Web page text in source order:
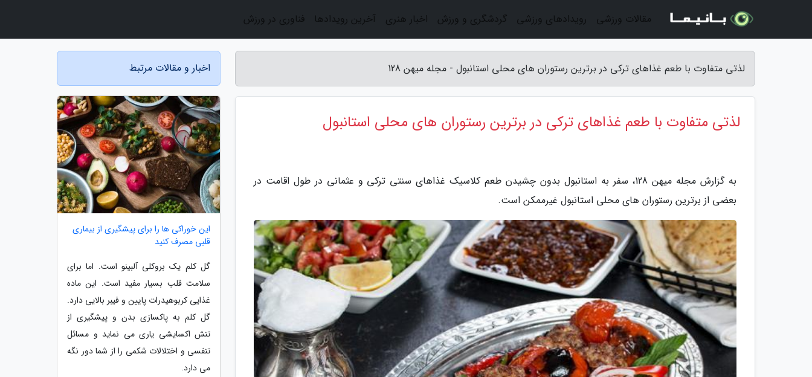
لذتی متفاوت با طعم غذاهای ترکی در برترین رستوران های محلی استانبول - مجله میهن 128
لذتی متفاوت با طعم غذاهای ترکی در برترین رستوران های محلی استانبول
به گزارش مجله میهن 128، سفر به استانبول بدون چشیدن طعم کلاسیک غذاهای سنتی ترکی و عثمانی در طول اقامت در
بعضی از برترین رستوران های محلی استانبول غیرممکن است.
اخبار و مقالات مرتبط
این خوراکی ها را برای پیشگیری از بیماری
قلبی مصرف کنید
گل کلم یک بروکلی آلبینو است. اما برای
سلامت قلب بسیار مفید است. این ماده
غذایی کربوهیدرات پایین و فیبر بالایی دارد.
گل کلم به پاکسازی بدن و پیشگیری از
تنش اکسایشی یاری می نماید و مسائل
تنفسی و اختلالات شکمی را از شما دور نگه
می دارد.
مقالات ورزشی رویدادهای ورزشی گردشگری و ورزش اخبار هنری آخرین رویدادها فناوری در ورزش